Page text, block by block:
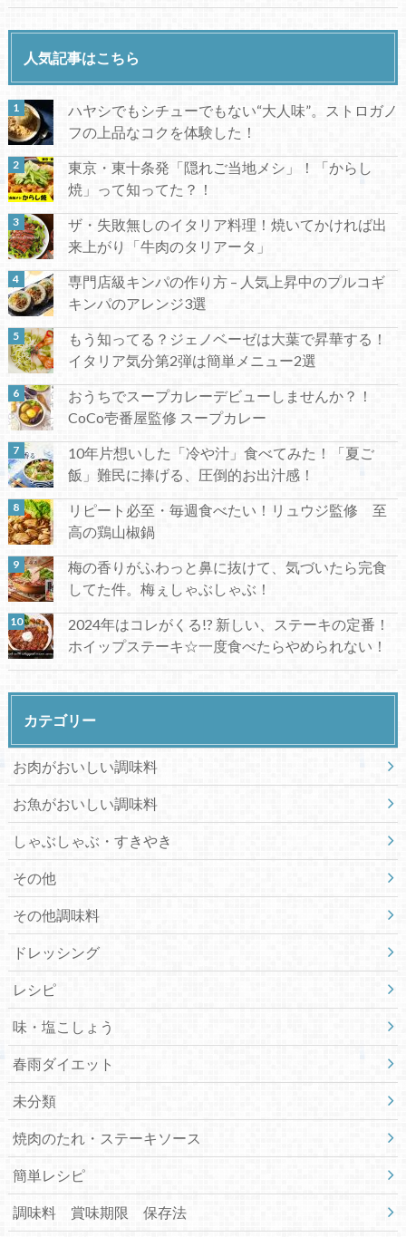
人気記事はこちら
ハヤシでもシチューでもない“大人味”。ストロガノ
フの上品なコクを体験した！
東京・東十条発「隠れご当地メシ」！「からし
焼」って知ってた？！
ザ・失敗無しのイタリア料理！焼いてかければ出
来上がり「牛肉のタリアータ」
専門店級キンパの作り方 – 人気上昇中のプルコギ
キンパのアレンジ3選
もう知ってる？ジェノベーゼは大葉で昇華する！
イタリア気分第2弾は簡単メニュー2選
おうちでスープカレーデビューしませんか？！
CoCo壱番屋監修 スープカレー
10年片想いした「冷や汁」食べてみた！「夏ご
飯」難民に捧げる、圧倒的お出汁感！
リピート必至・毎週食べたい！リュウジ監修 至
高の鶏山椒鍋
梅の香りがふわっと鼻に抜けて、気づいたら完食
してた件。梅ぇしゃぶしゃぶ！
2024年はコレがくる!? 新しい、ステーキの定番！
ホイップステーキ☆一度食べたらやめられない！
カテゴリー
お肉がおいしい調味料
お魚がおいしい調味料
しゃぶしゃぶ・すきやき
その他
その他調味料
ドレッシング
レシピ
味・塩こしょう
春雨ダイエット
未分類
焼肉のたれ・ステーキソース
簡単レシピ
調味料 賞味期限 保存法